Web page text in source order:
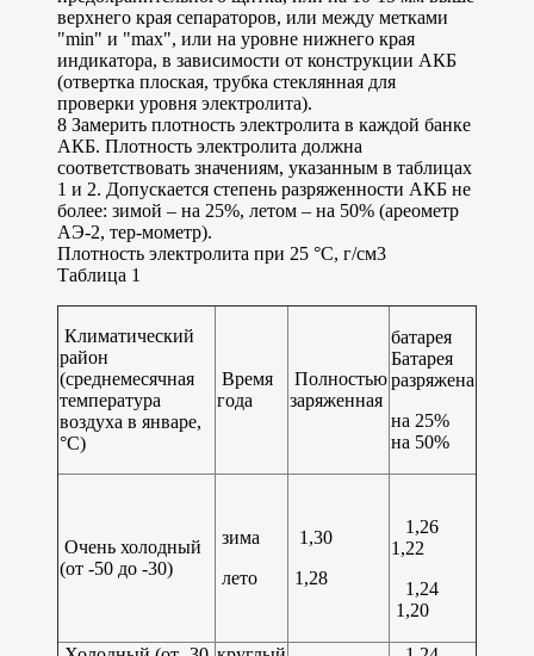
верхнего края сепараторов, или между метками
"min" и "max", или на уровне нижнего края
индикатора, в зависимости от конструкции АКБ
(отвертка плоская, трубка стеклянная для
проверки уровня электролита).
8 Замерить плотность электролита в каждой банке
АКБ. Плотность электролита должна
соответствовать значениям, указанным в таблицах
1 и 2. Допускается степень разряженности АКБ не
более: зимой – на 25%, летом – на 50% (ареометр
АЭ-2, тер-мометр).
Плотность электролита при 25 °С, г/см3
Таблица 1
Климатический
район
(среднемесячная
температура
воздуха в январе,
°С)
Время
года
Полностью
заряженная
батарея
Батарея
разряжена
на 25%
на 50%
Очень холодный
(от -50 до -30)
зима
лето
1,30
1,28
1,26
1,22
1,24
1,20